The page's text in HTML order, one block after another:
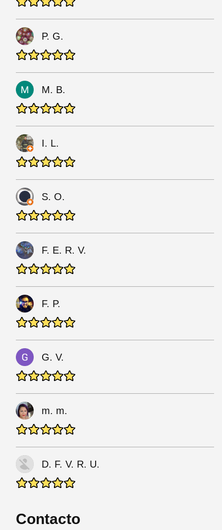
P. G.
M. B.
I. L.
S. O.
F. E. R. V.
F. P.
G. V.
m. m.
D. F. V. R. U.
Contacto